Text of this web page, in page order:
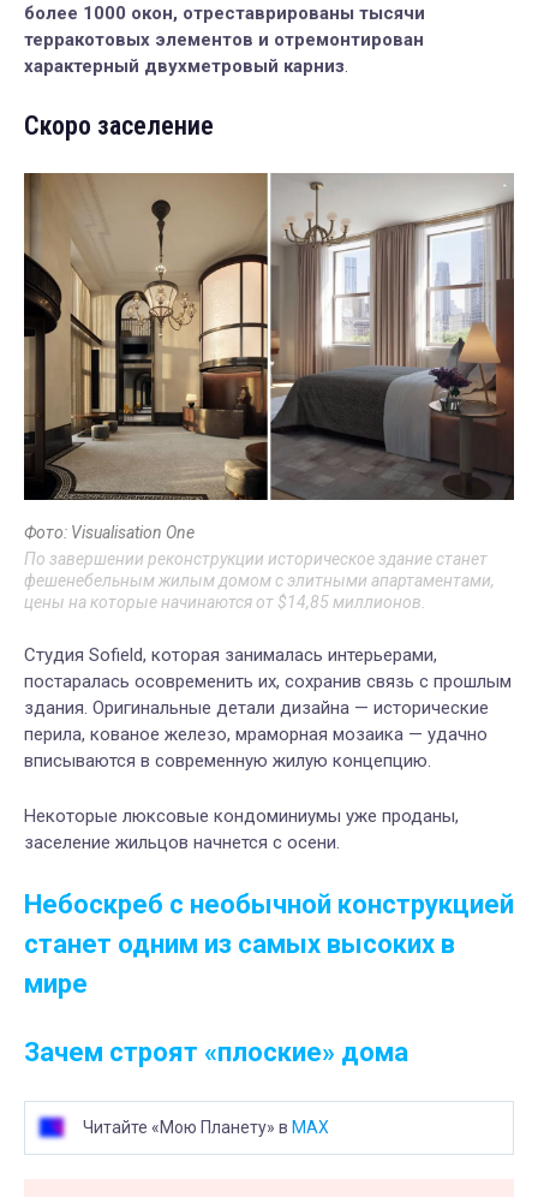
более 1000 окон, отреставрированы тысячи
терракотовых элементов и отремонтирован
характерный двухметровый карниз.
Скоро заселение
Фото: Visualisation One
По завершении реконструкции историческое здание станет
фешенебельным жилым домом с элитными апартаментами,
цены на которые начинаются от $14,85 миллионов.
Студия Sofield, которая занималась интерьерами,
постаралась осовременить их, сохранив связь с прошлым
здания. Оригинальные детали дизайна — исторические
перила, кованое железо, мраморная мозаика — удачно
вписываются в современную жилую концепцию.
Некоторые люксовые кондоминиумы уже проданы,
заселение жильцов начнется с осени.
Небоскреб с необычной конструкцией
станет одним из самых высоких в
мире
Зачем строят «плоские» дома
Читайте «Мою Планету» в MAX